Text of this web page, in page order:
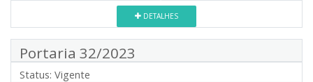
DETALHES
Portaria 32/2023
Status: Vigente